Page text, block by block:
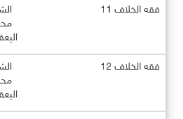
فقه الخلاف 11
فقه الخلاف 12